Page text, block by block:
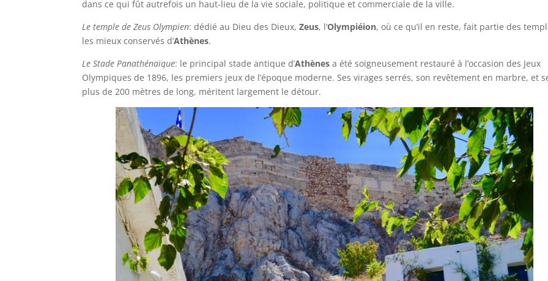
dans ce qui fût autrefois un haut-lieu de la vie sociale, politique et commerciale de la ville.
Le temple de Zeus Olympien: dédié au Dieu des Dieux,Zeus, l’Olympiéion, où ce qu’il en reste, fait partie des
les mieux conservés d’Athènes.
Le Stade Panathénaïque: le principal stade antique d’Athènes a été soigneusement restauré à l’occasion des Jeux
Olympiques de 1896, les premiers jeux de l’époque moderne. Ses virages serrés, son revêtement en marbre, et
plus de 200 mètres de long, méritent largement le détour.